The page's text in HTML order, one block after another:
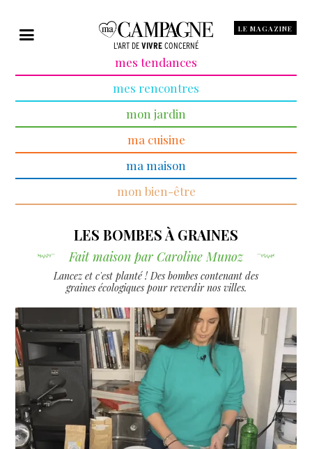
L'ART DE VIVRE CONCERNÉ
LE MAGAZINE
mes tendances
mes rencontres
mon jardin
ma cuisine
ma maison
mon bien-être
LES BOMBES À GRAINES
Fait maison par Caroline Munoz
Lancez et c'est planté ! Des bombes contenant des
graines écologiques pour reverdir nos villes.